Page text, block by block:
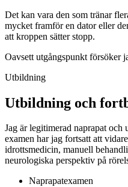
Det kan vara den som tränar
mycket framför en dator eller
att kroppen sätter stopp.
Oavsett utgångspunkt försöker
Utbildning
Utbildning och
Jag är legitimerad naprapat och
examen har jag fortsatt att
idrottsmedicin, manuell
neurologiska perspektiv på
Naprapatexamen